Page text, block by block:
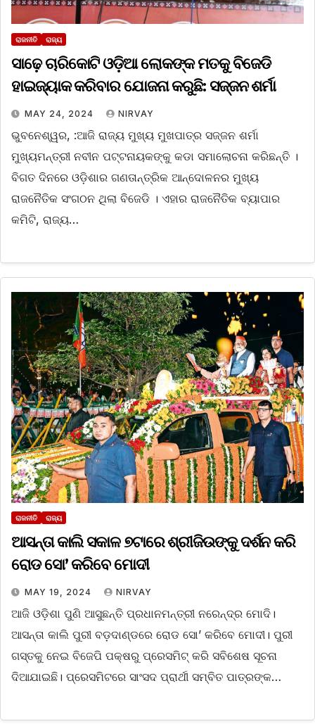
ରାଜନୀତି ରାଜ୍ୟ
ସାଢ଼େ ଚାରିକୋଟି ଓଡ଼ିଆ ଲୋକଙ୍କ ମତକୁ ବିଜେଡି
ହାଇଜ୍ୟାକ କରିବାର ଯୋଜନା କରୁଛି: ସଜ୍ଜନ ଶର୍ମା
MAY 24, 2024 NIRVAY
ଭୁବନେଶ୍ୱର, :ଆଜି ରାଜ୍ୟ ମୁଖ୍ୟ ମୁଖପାତ୍ର ସଜ୍ଜନ ଶର୍ମା
ମୁଖ୍ୟମନ୍ତ୍ରୀ ନବୀନ ପଟ୍ଟନାୟକଙ୍କୁ କଡା ସମାଲୋଚନା କରିଛନ୍ତି ।
ବିଗତ ଦିନରେ ଓଡ଼ିଶାର ଗଣତାନ୍ତ୍ରିକ ଆନ୍ଦୋଳନର ମୁଖ୍ୟ
ରାଜନୈତିକ ସଂଗଠନ ଥିଲା ବିଜେଡି । ଏହାର ରାଜନୈତିକ ବ୍ୟାପାର
କମିଟି, ରାଜ୍ୟ…
ରାଜନୀତି ରାଜ୍ୟ
ଆସନ୍ତା କାଲି ସକାଳ ୭ଟାରେ ଶ୍ରୀଜିଉଙ୍କୁ ଦର୍ଶନ କରି
ରୋଡ ସୋ’ କରିବେ ମୋଦୀ
MAY 19, 2024 NIRVAY
ଆଜି ଓଡ଼ିଶା ପୁଣି ଆସୁଛନ୍ତି ପ୍ରଧାନମନ୍ତ୍ରୀ ନରେନ୍ଦ୍ର ମୋଦି।
ଆସନ୍ତା କାଲି ପୁରୀ ବଡ଼ଦାଣ୍ଡରେ ରୋଡ ସୋ’ କରିବେ ମୋଦୀ। ପୁରୀ
ଗସ୍ତକୁ ନେଇ ବିଜେପି ପକ୍ଷରୁ ପ୍ରେସମିଟ୍ କରି ସବିଶେଷ ସୂଚନା
ଦିଆଯାଇଛି। ପ୍ରେସମିଟରେ ସାଂସଦ ପ୍ରାର୍ଥୀ ସମ୍ବିତ ପାତ୍ରଙ୍କ…